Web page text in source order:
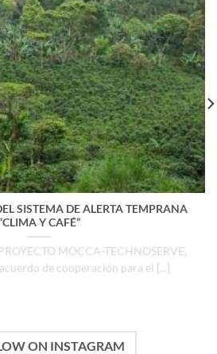
SISTEMA DE ALERTA TEMPRANA
Y CAFÉ”
MOCCA-TECHNOSERVE,
de cooperación para el [...]
ON INSTAGRAM